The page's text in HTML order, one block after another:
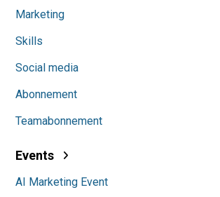
Marketing
Skills
Social media
Abonnement
Teamabonnement
Events
AI Marketing Event